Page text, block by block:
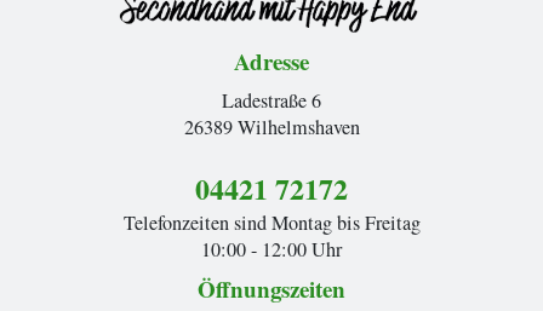
Adresse
Ladestraße 6
26389 Wilhelmshaven
04421 72172
Telefonzeiten sind Montag bis Freitag
10:00 - 12:00 Uhr
Öffnungszeiten